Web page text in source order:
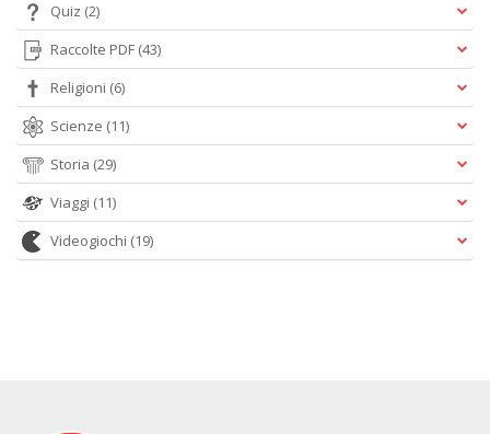
Quiz (2)
Raccolte PDF (43)
Religioni (6)
Scienze (11)
Storia (29)
Viaggi (11)
Videogiochi (19)